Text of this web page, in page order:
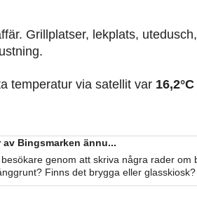
Grillplatser, lekplats, utedusch,
temperatur via satellit var 16,2°C
Bingsmarken ännu...
genom att skriva några rader om
Finns det brygga eller glasskiosk?